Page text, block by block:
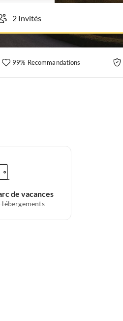
99% Recommandations
de vacances